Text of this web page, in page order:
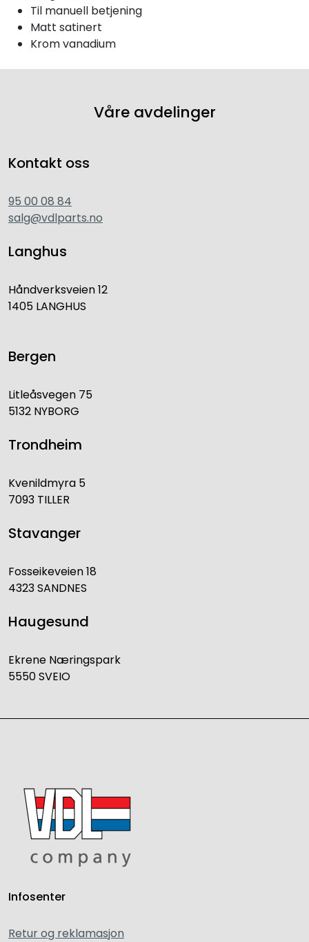
Til manuell betjening
Matt satinert
Krom vanadium
Våre avdelinger
Kontakt oss
95 00 08 84
salg@vdlparts.no
Langhus
Håndverksveien 12
1405 LANGHUS
Bergen
Litleåsvegen 75
5132 NYBORG
Trondheim
Kvenildmyra 5
7093 TILLER
Stavanger
Fosseikeveien 18
4323 SANDNES
Haugesund
Ekrene Næringspark
5550 SVEIO
Infosenter
Retur og reklamasjon